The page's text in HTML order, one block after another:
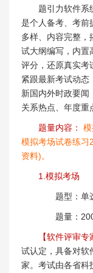
题引力软件系
是个人备考、考前
多样、内容完整，
试大纲编写，内置
评分，还原真实考
紧跟最新考试动态
新国内外时政要闻
关系热点、年度重
题量内容：
模拟考场试卷练习
资料)。
1.模拟考场
题型：单选
题量：
【软件评审专
试认定，具备对软
家。考试由各省科